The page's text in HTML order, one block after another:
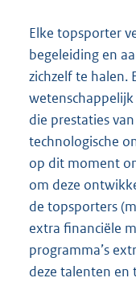
Elke topsporter
begeleiding en
zichzelf te halen.
die prestaties
technologische
op dit moment
om deze
de topsporters
extra financiële
programma’s
deze talenten en